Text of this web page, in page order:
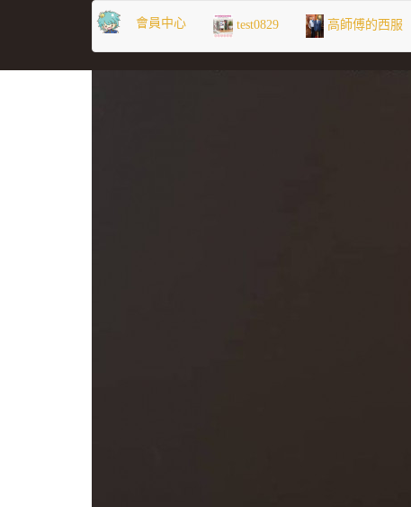
會員中心 test0829 高師傅的西服